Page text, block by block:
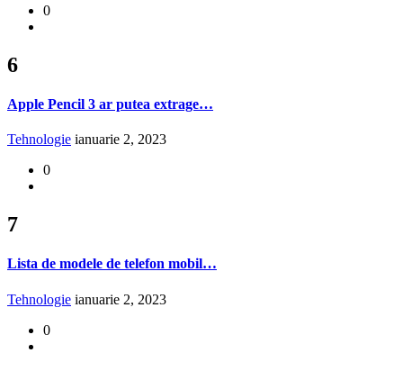
0
6
Apple Pencil 3 ar putea extrage…
Tehnologie ianuarie 2, 2023
0
7
Lista de modele de telefon mobil…
Tehnologie ianuarie 2, 2023
0